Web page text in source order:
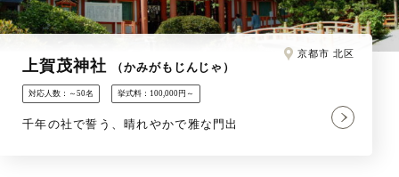
上賀茂神社 （かみがもじんじゃ）
京都市 北区
対応人数：～50名 挙式料：100,000円～
千年の社で誓う、晴れやかで雅な門出